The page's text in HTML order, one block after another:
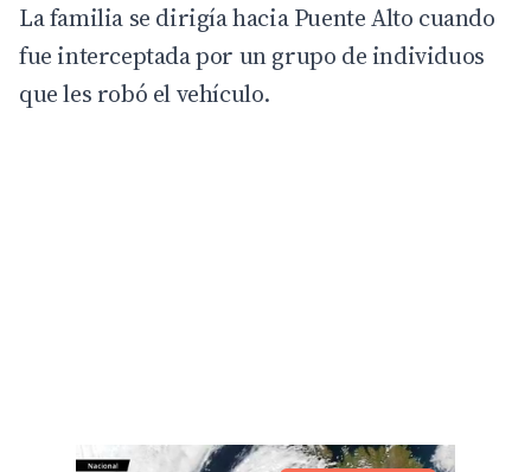
La familia se dirigía hacia Puente Alto cuando
fue interceptada por un grupo de individuos
que les robó el vehículo.